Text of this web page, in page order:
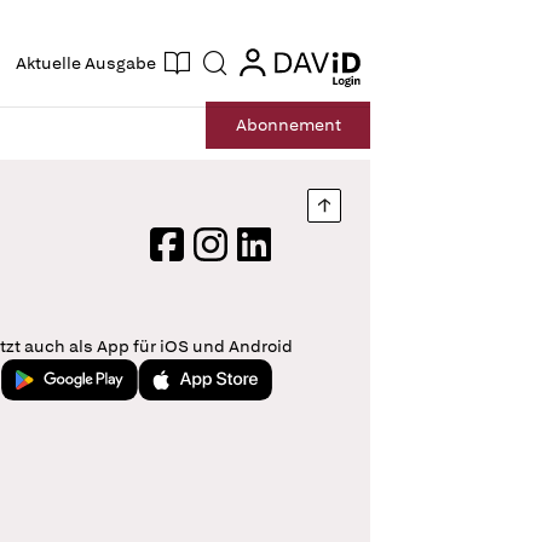
Aktuelle Ausgabe Suche login
login
Abonnement
Nach oben springen
FacebookInstagram
LinkedIn
auch als App für iOS und Android
Jetzt bei Google PlayLaden im App Store